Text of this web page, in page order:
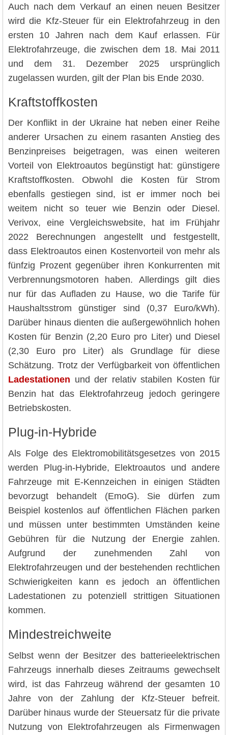
Auch nach dem Verkauf an einen neuen Besitzer
wird die Kfz-Steuer für ein Elektrofahrzeug in den
ersten 10 Jahren nach dem Kauf erlassen. Für
Elektrofahrzeuge, die zwischen dem 18. Mai 2011
und dem 31. Dezember 2025 ursprünglich
zugelassen wurden, gilt der Plan bis Ende 2030.
Kraftstoffkosten
Der Konflikt in der Ukraine hat neben einer Reihe
anderer Ursachen zu einem rasanten Anstieg des
Benzinpreises beigetragen, was einen weiteren
Vorteil von Elektroautos begünstigt hat: günstigere
Kraftstoffkosten. Obwohl die Kosten für Strom
ebenfalls gestiegen sind, ist er immer noch bei
weitem nicht so teuer wie Benzin oder Diesel.
Verivox, eine Vergleichswebsite, hat im Frühjahr
2022 Berechnungen angestellt und festgestellt,
dass Elektroautos einen Kostenvorteil von mehr als
fünfzig Prozent gegenüber ihren Konkurrenten mit
Verbrennungsmotoren haben. Allerdings gilt dies
nur für das Aufladen zu Hause, wo die Tarife für
Haushaltsstrom günstiger sind (0,37 Euro/kWh).
Darüber hinaus dienten die außergewöhnlich hohen
Kosten für Benzin (2,20 Euro pro Liter) und Diesel
(2,30 Euro pro Liter) als Grundlage für diese
Schätzung. Trotz der Verfügbarkeit von öffentlichen
Ladestationen und der relativ stabilen Kosten für
Benzin hat das Elektrofahrzeug jedoch geringere
Betriebskosten.
Plug-in-Hybride
Als Folge des Elektromobilitätsgesetzes von 2015
werden Plug-in-Hybride, Elektroautos und andere
Fahrzeuge mit E-Kennzeichen in einigen Städten
bevorzugt behandelt (EmoG). Sie dürfen zum
Beispiel kostenlos auf öffentlichen Flächen parken
und müssen unter bestimmten Umständen keine
Gebühren für die Nutzung der Energie zahlen.
Aufgrund der zunehmenden Zahl von
Elektrofahrzeugen und der bestehenden rechtlichen
Schwierigkeiten kann es jedoch an öffentlichen
Ladestationen zu potenziell strittigen Situationen
kommen.
Mindestreichweite
Selbst wenn der Besitzer des batterieelektrischen
Fahrzeugs innerhalb dieses Zeitraums gewechselt
wird, ist das Fahrzeug während der gesamten 10
Jahre von der Zahlung der Kfz-Steuer befreit.
Darüber hinaus wurde der Steuersatz für die private
Nutzung von Elektrofahrzeugen als Firmenwagen